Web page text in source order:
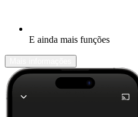
E ainda mais funções